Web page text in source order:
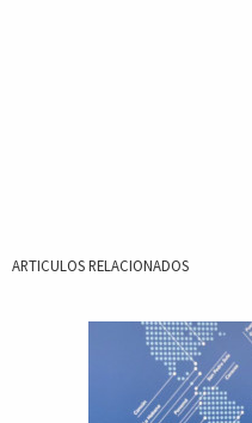
ARTICULOS RELACIONADOS